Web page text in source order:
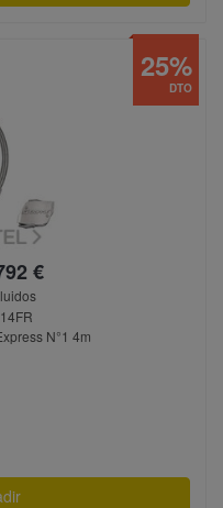
€
N°1 4m
DTO
25%